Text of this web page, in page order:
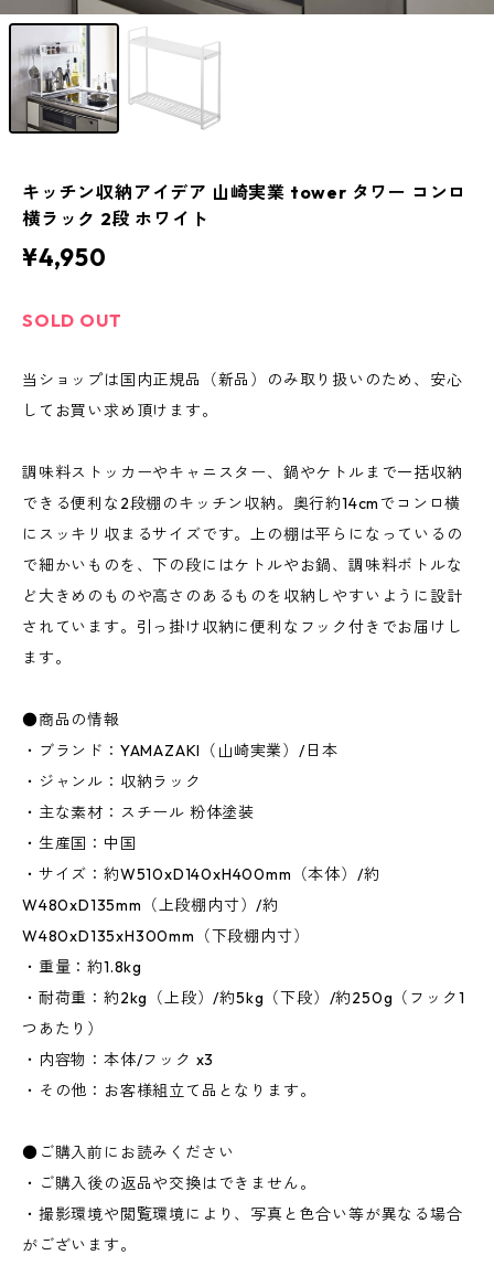
キッチン収納アイデア 山崎実業 tower タワー コンロ
横ラック 2段 ホワイト
¥4,950
SOLD OUT
当ショップは国内正規品（新品）のみ取り扱いのため、安心
してお買い求め頂けます。
調味料ストッカーやキャニスター、鍋やケトルまで一括収納
できる便利な2段棚のキッチン収納。奥行約14cmでコンロ横
にスッキリ収まるサイズです。上の棚は平らになっているの
で細かいものを、下の段にはケトルやお鍋、調味料ボトルな
ど大きめのものや高さのあるものを収納しやすいように設計
されています。引っ掛け収納に便利なフック付きでお届けし
ます。
●商品の情報
・ブランド：YAMAZAKI（山崎実業）/日本
・ジャンル：収納ラック
・主な素材：スチール 粉体塗装
・生産国：中国
・サイズ：約W510xD140xH400mm（本体）/約
W480xD135mm（上段棚内寸）/約
W480xD135xH300mm（下段棚内寸）
・重量：約1.8kg
・耐荷重：約2kg（上段）/約5kg（下段）/約250g（フック1
つあたり）
・内容物：本体/フック x3
・その他：お客様組立て品となります。
●ご購入前にお読みください
・ご購入後の返品や交換はできません。
・撮影環境や閲覧環境により、写真と色合い等が異なる場合
がございます。